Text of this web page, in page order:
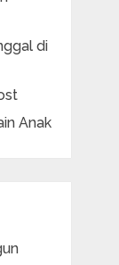
di
Anak